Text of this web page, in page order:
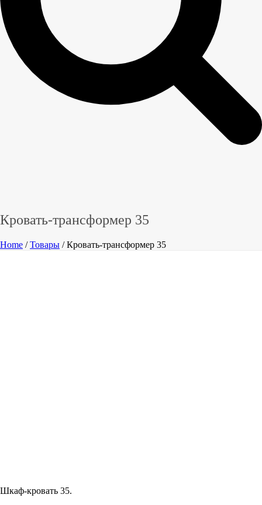
Кровать-трансформер 35
Home /Товары / Кровать-трансформер 35
Шкаф-кровать 35.